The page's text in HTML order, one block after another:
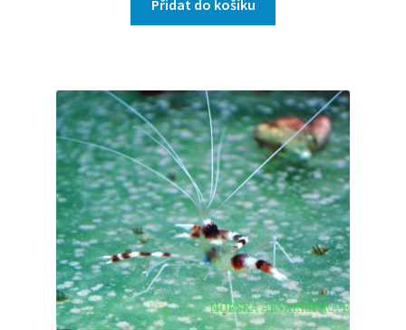
Přidat do košíku